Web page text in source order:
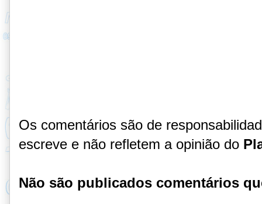
Os comentários são de
escreve e não refletem a opinião do
Não são publicados comentários